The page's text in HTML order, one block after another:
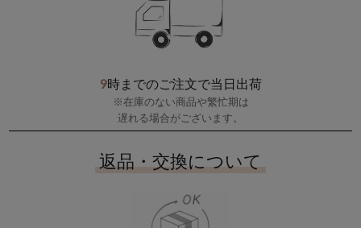
9時までのご注文で当日出荷
※在庫のない商品や繁忙期は
遅れる場合がございます。
返品・交換について